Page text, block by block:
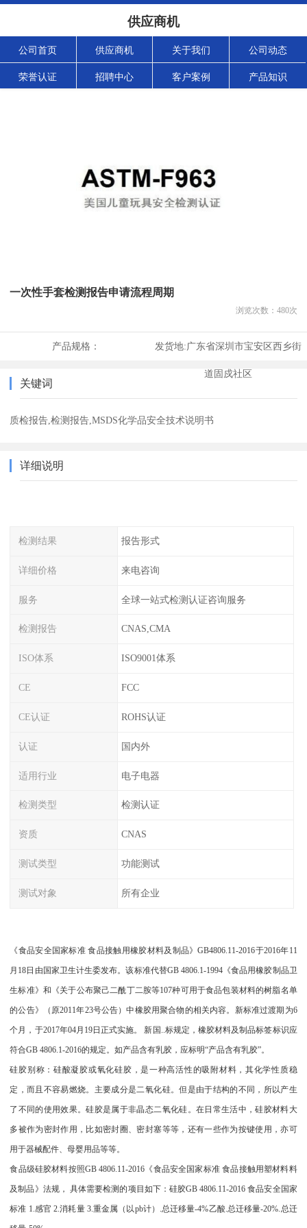
供应商机
公司首页 供应商机 关于我们 公司动态
荣誉认证 招聘中心 客户案例 产品知识
一次性手套检测报告申请流程周期
浏览次数： 480次
产品规格： 发货地:广东省深圳市宝安区西乡街
道固戍社区
关键词
质检报告,检测报告,MSDS化学品安全技术说明书
详细说明
检测结果 报告形式
详细价格 来电咨询
服务 全球一站式检测认证咨询服务
检测报告 CNAS,CMA
ISO体系 ISO9001体系
CE FCC
CE认证 ROHS认证
认证 国内外
适用行业 电子电器
检测类型 检测认证
资质 CNAS
测试类型 功能测试
测试对象 所有企业
《食品安全国家标准 食品接触用橡胶材料及制品》GB4806.11-2016于2016年11
月18日由国家卫生计生委发布。该标准代替GB 4806.1-1994《食品用橡胶制品卫
生标准》和《关于公布聚己二酰丁二胺等107种可用于食品包装材料的树脂名单
的公告》（原2011年23号公告）中橡胶用聚合物的相关内容。新标准过渡期为6
个月，于2017年04月19日正式实施。 新国..标规定，橡胶材料及制品标签标识应
符合GB 4806.1-2016的规定。如产品含有乳胶，应标明“产品含有乳胶”。
硅胶别称：硅酸凝胶或氧化硅胶，是一种高活性的吸附材料，其化学性质稳
定，而且不容易燃烧。主要成分是二氧化硅。但是由于结构的不同，所以产生
了不同的使用效果。硅胶是属于非晶态二氧化硅。 在日常生活中，硅胶材料大
多被作为密封作用，比如密封圈、密封塞等等，还有一些作为按键使用，亦可
用于器械配件、母婴用品等等。
食品级硅胶材料按照GB 4806.11-2016《食品安全国家标准 食品接触用塑材料料
及制品》法规， 具体需要检测的项目如下：硅胶GB 4806.11-2016 食品安全国家
标准 1.感官 2.消耗量 3.重金属（以pb计）.总迁移量-4%乙酸.总迁移量-20%.总迁